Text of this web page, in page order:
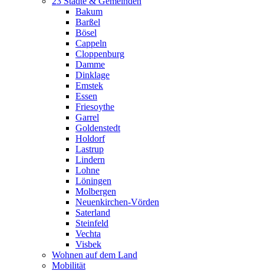
Bakum
Barßel
Bösel
Cappeln
Cloppenburg
Damme
Dinklage
Emstek
Essen
Friesoythe
Garrel
Goldenstedt
Holdorf
Lastrup
Lindern
Lohne
Löningen
Molbergen
Neuenkirchen-Vörden
Saterland
Steinfeld
Vechta
Visbek
Wohnen auf dem Land
Mobilität